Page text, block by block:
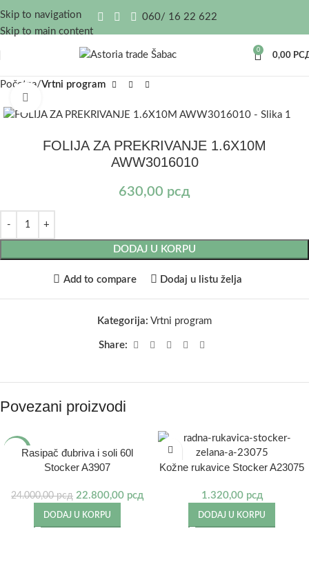
Skip to navigation
Skip to main content
060/ 16 22 622
0
0,00
Početna Vrtni program
FOLIJA ZA PREKRIVANJE 1.6X10M
AWW3016010
630,00 рсд
DODAJ U KORPU
Add to compare Dodaj u listu želja
Kategorija: Vrtni program
Share:
Povezani proizvodi
-5%Rasipač đubriva i soli 60l
Stocker A3907
24.000,00рсд 22.800,00 рсд
DODAJ U KORPU
Kožne rukavice Stocker A23075
1.320,00 рсд
DODAJ U KORPU